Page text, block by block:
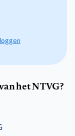
het NTVG?